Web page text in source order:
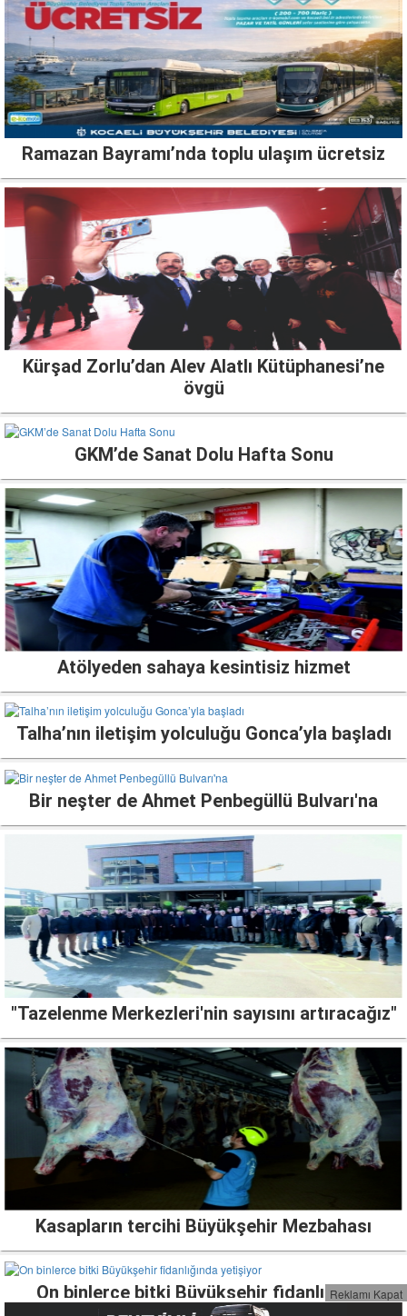
Ramazan Bayramı’nda toplu ulaşım ücretsiz
Kürşad Zorlu’dan Alev Alatlı Kütüphanesi’ne
övgü
GKM’de Sanat Dolu Hafta Sonu
Atölyeden sahaya kesintisiz hizmet
Talha’nın iletişim yolculuğu Gonca’yla başladı
Bir neşter de Ahmet Penbegüllü Bulvarı'na
"Tazelenme Merkezleri'nin sayısını artıracağız"
Kasapların tercihi Büyükşehir Mezbahası
On binlerce bitki Büyükşehir fidanlığında
Reklamı Kapat